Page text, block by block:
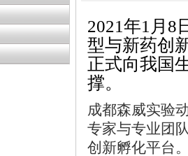
2021年1月8
型与新药创
正式向我国
撑。
成都森威实验
专家与专业团
创新孵化平台